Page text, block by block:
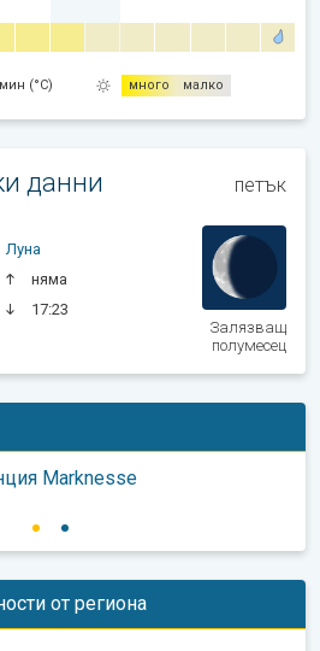
мин (°C) много малко
данни петък
Луна
няма
17:23
Залязващ
полумесец
Marknesse
от региона